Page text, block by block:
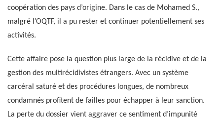
coopération des pays d’origine. Dans le cas de Mohamed S.,
malgré l’OQTF, il a pu rester et continuer potentiellement ses
activités.
Cette affaire pose la question plus large de la récidive et de la
gestion des multirécidivistes étrangers. Avec un système
carcéral saturé et des procédures longues, de nombreux
condamnés profitent de failles pour échapper à leur sanction.
La perte du dossier vient aggraver ce sentiment d’impunité